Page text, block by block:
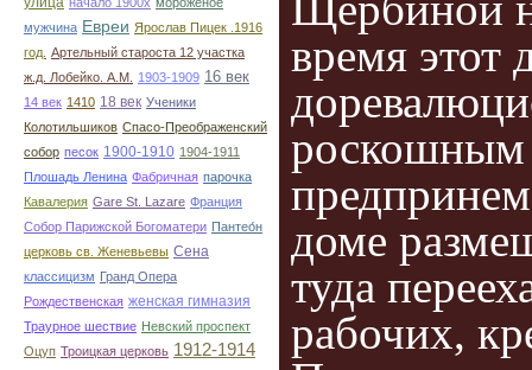
мужчина Евреи Ярослав Пицек .1916
год. Артельный староста 12 участка
ж.д. Лобейко. А.М.
1903-1909 16 век
14 век 1410 18 век Ученики
Колотильшиков Спасо-Преображенский
собор песок 1900-1910 1904-1911
Плошадь Ленина Фабричная парочка
Кавалерия Gare St. Lazare Франция
Собор Парижской Богоматери Пантео́н
церковь св. Женевьевы Сена
классицизм Гранд Опера
Рождественская женская гимназия
Траурное шествие Невский проспект
Оцуп Троицкая церковь 1912-1914
время этот
роскошным
доме
туда
рабочих,